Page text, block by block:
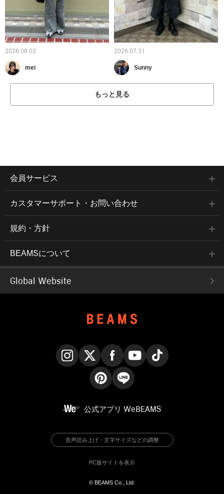
2026.08.03
mei
2026.07.31
Sunny
もっと見る
会員サービス
カスタマーサポート・お問い合わせ
規約・方針
BEAMSについて
Global Website
公式アプリ WeBEAMS
音声読み上げ・文字サイズなどの調整
PC版サイトを表示
© BEAMS Co., Ltd.